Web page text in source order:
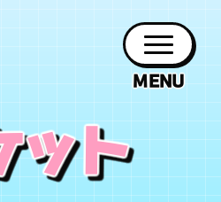
程 チケット
品 日記
ム
ファン
ファンクラブ
ログイン
ット